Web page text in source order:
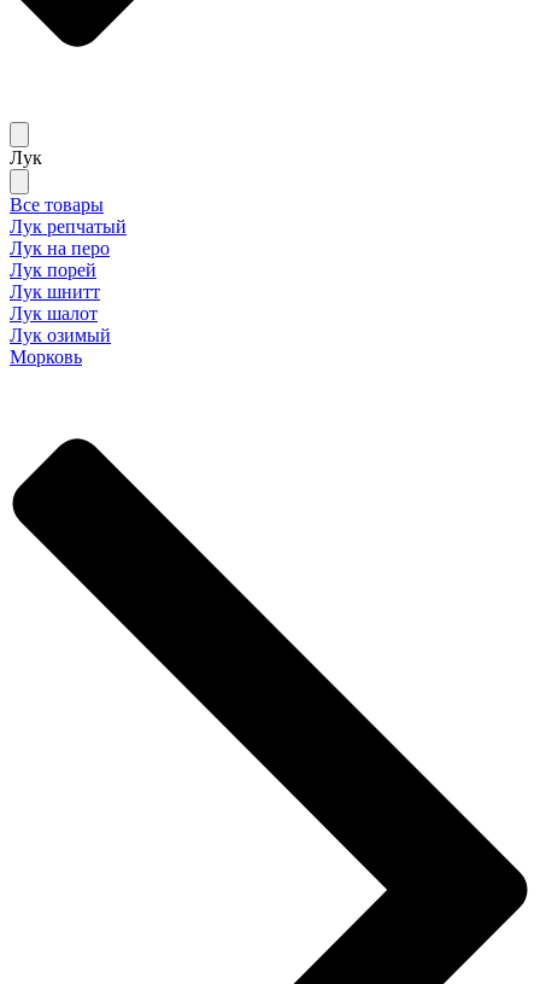
Лук
Все товары
Лук репчатый
Лук на перо
Лук порей
Лук шнитт
Лук шалот
Лук озимый
Морковь